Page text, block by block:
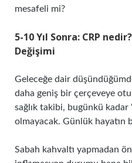
mesafeli mi?
5-10 Yıl Sonra: CRP
Değişimi
Geleceğe dair
daha geniş bir çerçeveye
sağlık takibi, bugünkü kadar
olmayacak. Günlük hayatın
Sabah kahvaltı yapmadan